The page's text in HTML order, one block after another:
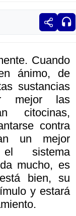
Cuando
ánimo, de
sustancias
mejor las
citocinas,
contra
un mejor
sistema
mucho, es
bien, su
y estará